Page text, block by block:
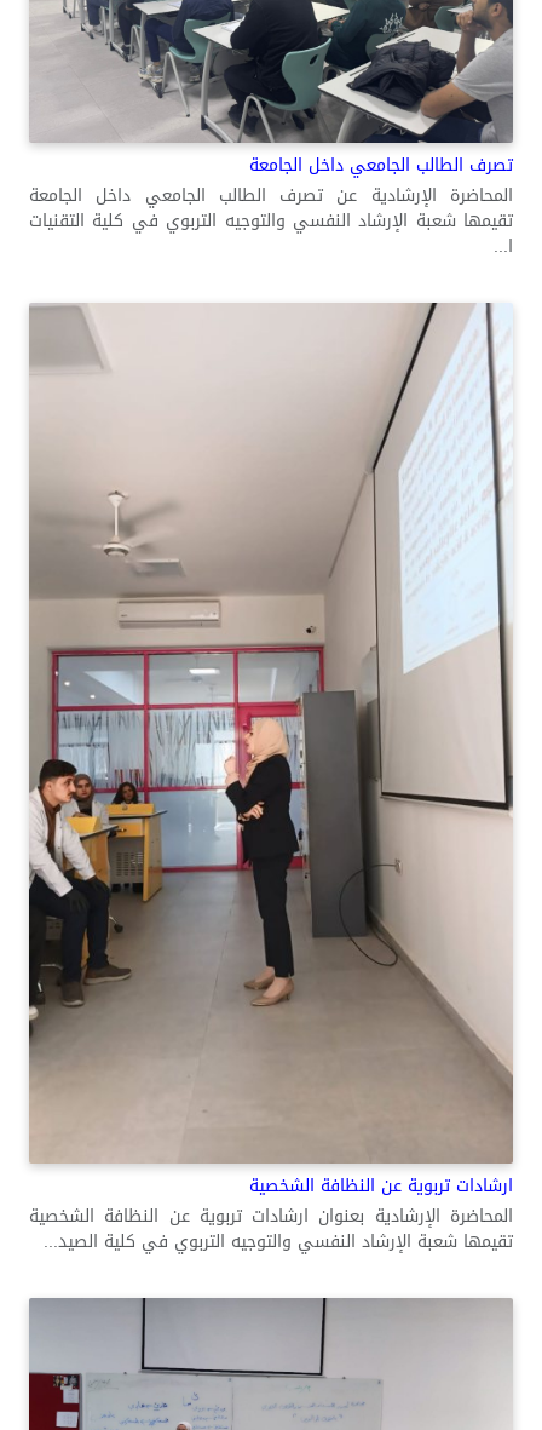
تصرف الطالب الجامعي داخل الجامعة
المحاضرة الإرشادية عن تصرف الطالب الجامعي داخل الجامعة
تقيمها شعبة الإرشاد النفسي والتوجيه التربوي في كلية التقنيات
ا...
ارشادات تربوية عن النظافة الشخصية
المحاضرة الإرشادية بعنوان ارشادات تربوية عن النظافة الشخصية
تقيمها شعبة الإرشاد النفسي والتوجيه التربوي في كلية الصيد...